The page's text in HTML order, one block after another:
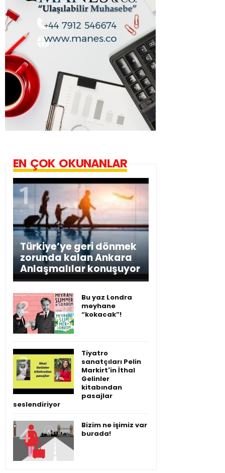
EN ÇOK OKUNANLAR
Türkiye’ye geri dönmek
zorunda kalan Ankara
Anlaşmalılar konuşuyor
Bu yaz Londra
meyhane
“kokacak”!
Tiyatro
sanatçıları Pelin
Markirt'in İthal
Gelinler
kitabından
pasajlar
seslendiriyor
Bizim ne işimiz var
burada!